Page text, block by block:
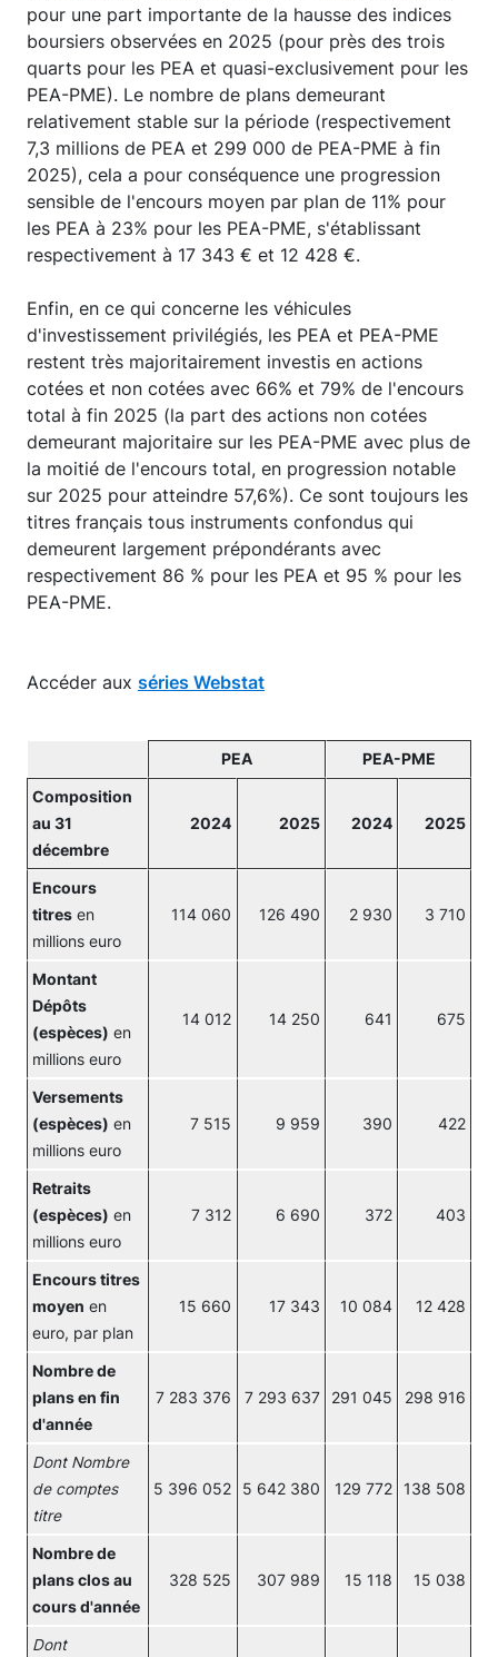
pour une part importante de la hausse des indices
boursiers observées en 2025 (pour près des trois
quarts pour les PEA et quasi-exclusivement pour les
PEA-PME). Le nombre de plans demeurant
relativement stable sur la période (respectivement
7,3 millions de PEA et 299 000 de PEA-PME à fin
2025), cela a pour conséquence une progression
sensible de l'encours moyen par plan de 11% pour
les PEA à 23% pour les PEA-PME, s'établissant
respectivement à 17 343 € et 12 428 €.
Enfin, en ce qui concerne les véhicules
d'investissement privilégiés, les PEA et PEA-PME
restent très majoritairement investis en actions
cotées et non cotées avec 66% et 79% de l'encours
total à fin 2025 (la part des actions non cotées
demeurant majoritaire sur les PEA-PME avec plus de
la moitié de l'encours total, en progression notable
sur 2025 pour atteindre 57,6%). Ce sont toujours les
titres français tous instruments confondus qui
demeurent largement prépondérants avec
respectivement 86 % pour les PEA et 95 % pour les
PEA-PME.
Accéder aux séries Webstat
PEA PEA-PME
Composition
au 31
décembre
2024 2025 2024 2025
Encours
titres en
millions euro
114 060 126 490 2 930 3 710
Montant
Dépôts
(espèces) en
millions euro
14 012 14 250 641 675
Versements
(espèces) en
millions euro
7 515 9 959 390 422
Retraits
(espèces) en
millions euro
7 312 6 690 372 403
Encours titres
moyen en
euro, par plan
15 660 17 343 10 084 12 428
Nombre de
plans en fin
d'année
7 283 376 7 293 637 291 045 298 916
Dont Nombre
de comptes
titre
5 396 052 5 642 380 129 772 138 508
Nombre de
plans clos au
cours d'année
328 525 307 989 15 118 15 038
Dont